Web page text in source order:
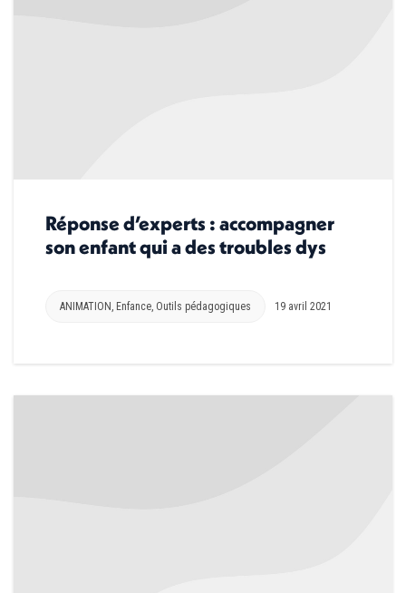
Réponse d’experts : accompagner
son enfant qui a des troubles dys
ANIMATION , Enfance, Outils pédagogiques 19 avril 2021